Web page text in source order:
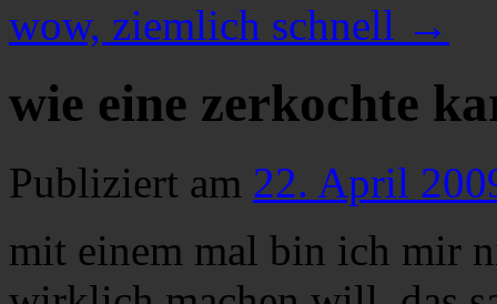
wow, ziemlich schnell →
wie eine zerkochte
Publiziert am 22. April
mit einem mal bin ich mir